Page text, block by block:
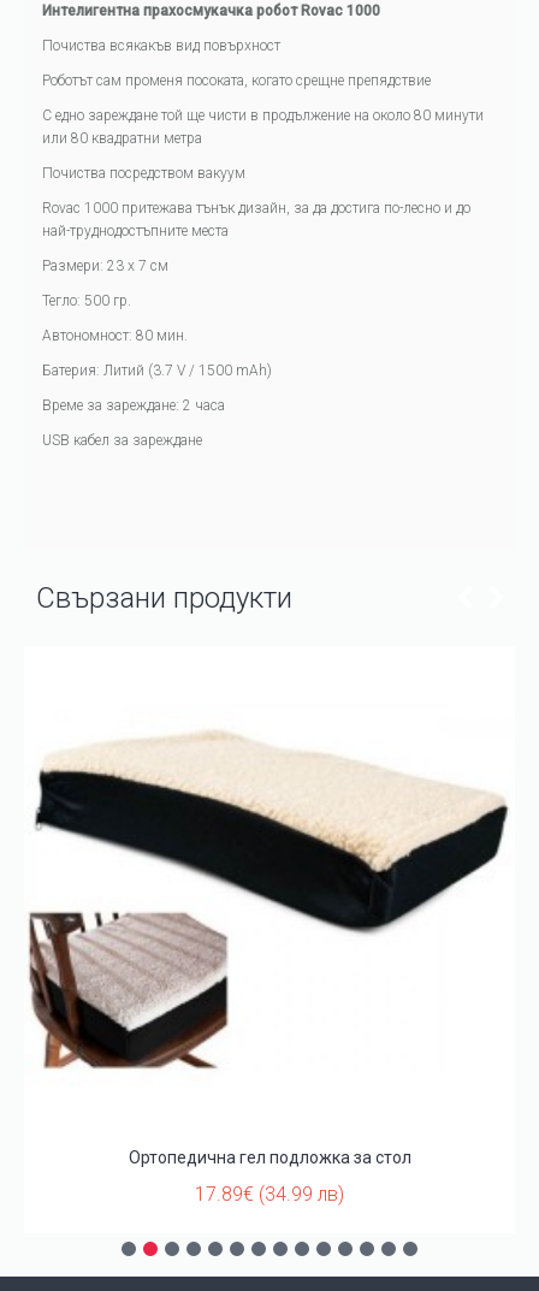
Интелигентна прахосмукачка робот Rovac 1000
Почиства всякакъв вид повърхност
Роботът сам променя посоката, когато срещне препядствие
С едно зареждане той ще чисти в продължение на около 80 минути
или 80 квадратни метра
Почиства посредством вакуум
Rovac 1000 притежава тънък дизайн, за да достига по-лесно и до
най-труднодостъпните места
Размери: 23 х 7 см
Тегло: 500 гр.
Автономност: 80 мин.
Батерия: Литий (3.7 V / 1500 mAh)
Време за зареждане: 2 часа
USB кабел за зареждане
Свързани продукти
Ортопедична гел подложка за стол
17.89€ (34.99 лв)